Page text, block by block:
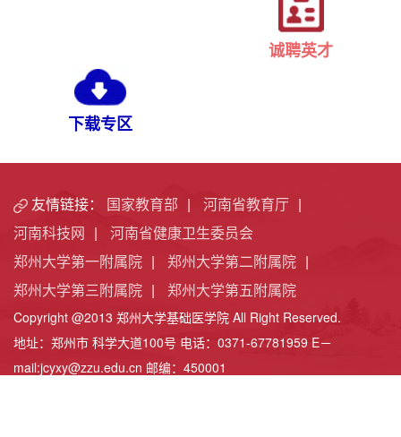
诚聘英才
下载专区
友情链接： 国家教育部 | 河南省教育厅 |
河南科技网 |
河南省健康卫生委员会
郑州大学第一附属院 | 郑州大学第二附属院 |
郑州大学第三附属院 | 郑州大学第五附属院
Copyright @2013 郑州大学基础医学院 All Right Reserved.
地址：郑州市 科学大道100号 电话：0371-67781959 E－
mail:jcyxy@zzu.edu.cn 邮编：450001